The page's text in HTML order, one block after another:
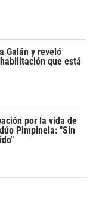
Galán y reveló
que está
por la vida de
Pimpinela: "Sin